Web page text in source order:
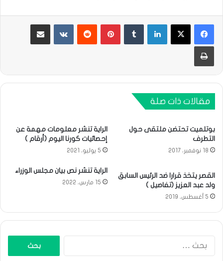
لينكدإن بينتيريست مشاركة عبر البريد
طباعة
مقالات ذات صلة
بوتلميت تحتضن ملتقى حول
التطرف
18 نوفمبر، 2017
الراية تنشر معلومات مهمة عن
إحصائيات كورنا اليوم (أرقام )
5 يوليو، 2021
القصر يتخذ قرارا ضد الرئيس السابق
ولد عبد العزيز (تفاصيل )
5 أغسطس، 2019
الراية تنشر نص بيان مجلس الوزراء
15 مارس، 2022